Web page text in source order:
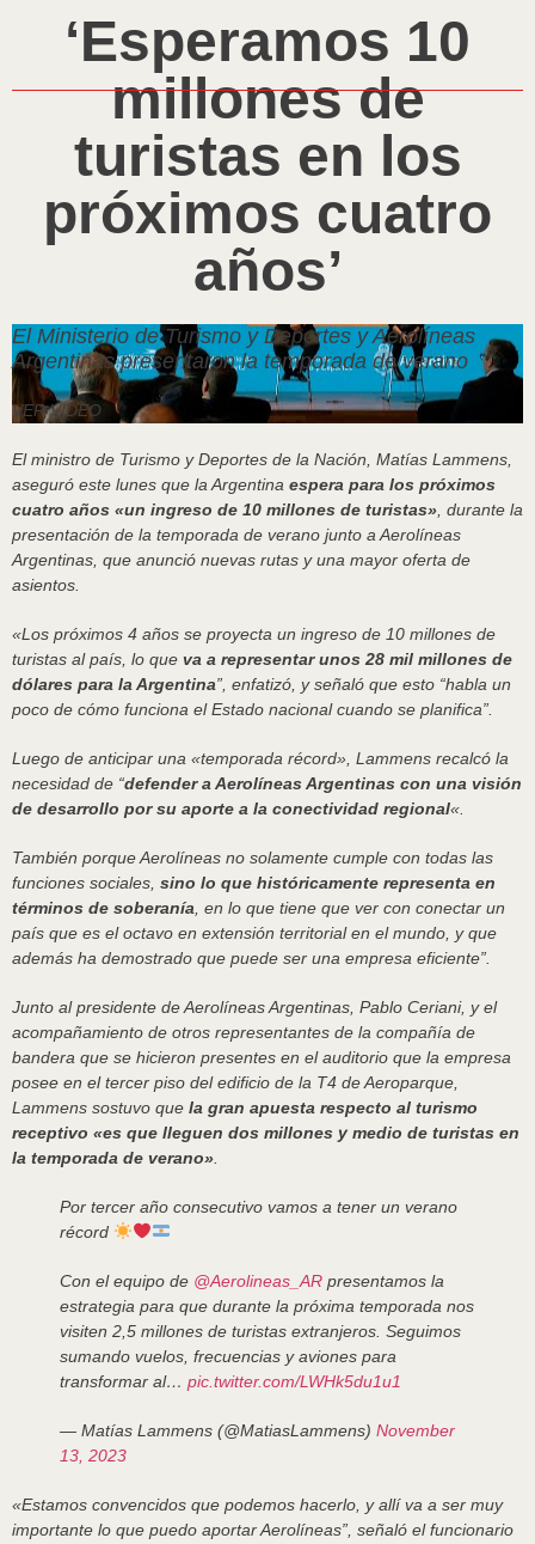
‘Esperamos 10
millones de
turistas en los
próximos cuatro
años’
El Ministerio de Turismo y Deportes y Aerolíneas
Argentinas presentaron la temporada de verano
VER VIDEO
El ministro de Turismo y Deportes de la Nación, Matías Lammens,
aseguró este lunes que la Argentina espera para los próximos
cuatro años «un ingreso de 10 millones de turistas» , durante la
presentación de la temporada de verano junto a Aerolíneas
Argentinas, que anunció nuevas rutas y una mayor oferta de
asientos.
«Los próximos 4 años se proyecta un ingreso de 10 millones de
turistas al país, lo que va a representar unos 28 mil millones de
dólares para la Argentina”, enfatizó, y señaló que esto “habla un
poco de cómo funciona el Estado nacional cuando se planifica”.
Luego de anticipar una «temporada récord», Lammens recalcó la
necesidad de “defender a Aerolíneas Argentinas con una visión
de desarrollo por su aporte a la conectividad regional«.
También porque Aerolíneas no solamente cumple con todas las
funciones sociales, sino lo que históricamente representa en
términos de soberanía , en lo que tiene que ver con conectar un
país que es el octavo en extensión territorial en el mundo, y que
además ha demostrado que puede ser una empresa eficiente”.
Junto al presidente de Aerolíneas Argentinas, Pablo Ceriani, y el
acompañamiento de otros representantes de la compañía de
bandera que se hicieron presentes en el auditorio que la empresa
posee en el tercer piso del edificio de la T4 de Aeroparque,
Lammens sostuvo que la gran apuesta respecto al turismo
receptivo «es que lleguen dos millones y medio de turistas en
la temporada de verano»
Por tercer año consecutivo vamos a tener un verano
récord
Con el equipo de @Aerolineas_AR presentamos la
estrategia para que durante la próxima temporada nos
visiten 2,5 millones de turistas extranjeros. Seguimos
sumando vuelos, frecuencias y aviones para
transformar al… pic.twitter.com/LWHk5du1u1
— Matías Lammens (@MatiasLammens) November
13, 2023
«Estamos convencidos que podemos hacerlo, y allí va a ser muy
importante lo que puedo aportar Aerolíneas”, señaló el funcionario